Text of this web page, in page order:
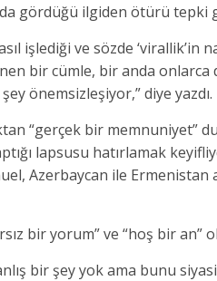
gördüğü ilgiden ötürü tepki
işlediği ve sözde
bir cümle, bir anda onlarca
önemsizleşiyor,” diye yazdı.
“gerçek bir memnuniyet”
lapsusu hatırlamak
Azerbaycan ile
bir yorum” ve “hoş bir an”
bir şey yok ama bunu